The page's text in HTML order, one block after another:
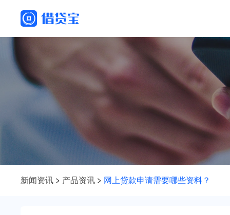
新闻资讯 产品资讯 网上贷款申请需要哪些资料？